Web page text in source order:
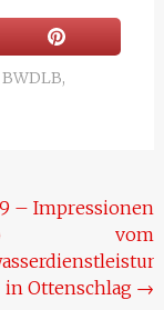
BWDLB,
– Impressionen
vom
in Ottenschlag →